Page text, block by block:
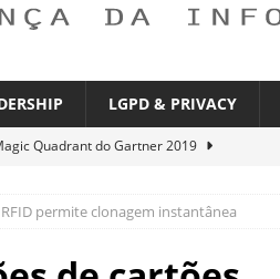
LGPD & PRIVACY
Quadrant do Gartner 2019
região mais exposta a ciberameaças
permite clonagem instantânea